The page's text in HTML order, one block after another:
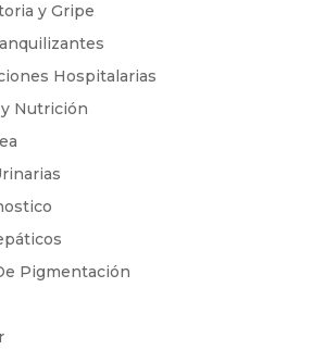
y Gripe
Hospitalarias
Nutrición
Pigmentación